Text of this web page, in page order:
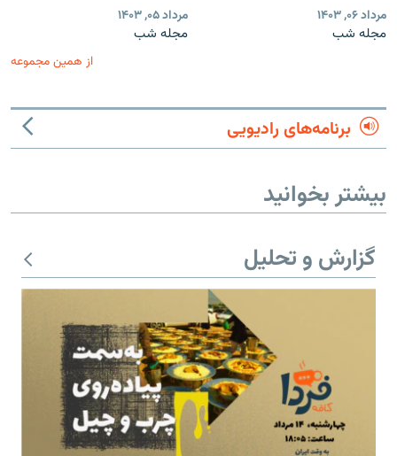
مرداد ۰۶, ۱۴۰۳
مجله شب
مرداد ۰۵, ۱۴۰۳
مجله شب
از همین مجموعه
برنامه‌های رادیویی
بیشتر بخوانید
گزارش و تحلیل